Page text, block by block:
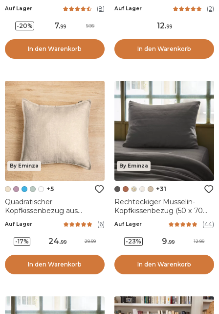
Auf Lager (8)
-20% 7.99 9.99
In den Warenkorb
Auf Lager (2)
12.99
In den Warenkorb
By Eminza
+5
Quadratischer
Kopfkissenbezug aus
gewaschenem Leinen (60 x
60 cm) Louise Beige
Auf Lager (6)
-17% 24.99 29.99
In den Warenkorb
By Eminza
+31
Rechteckiger Musselin-
Kopfkissenbezug (50 x 70
Auf Lager (44)
-23% 9.99 12.99
In den Warenkorb